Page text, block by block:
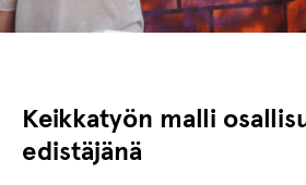
Keikkatyön malli
edistäjänä